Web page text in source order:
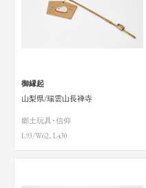
御縁起
山梨県/瑞雲山長禅寺
郷土玩具･信仰
L93/W62､L430